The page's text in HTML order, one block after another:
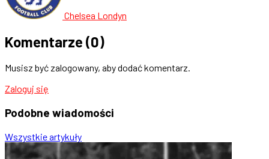
Chelsea Londyn
Komentarze (0)
Musisz być zalogowany, aby dodać komentarz.
Zaloguj się
Podobne wiadomości
Wszystkie artykuły